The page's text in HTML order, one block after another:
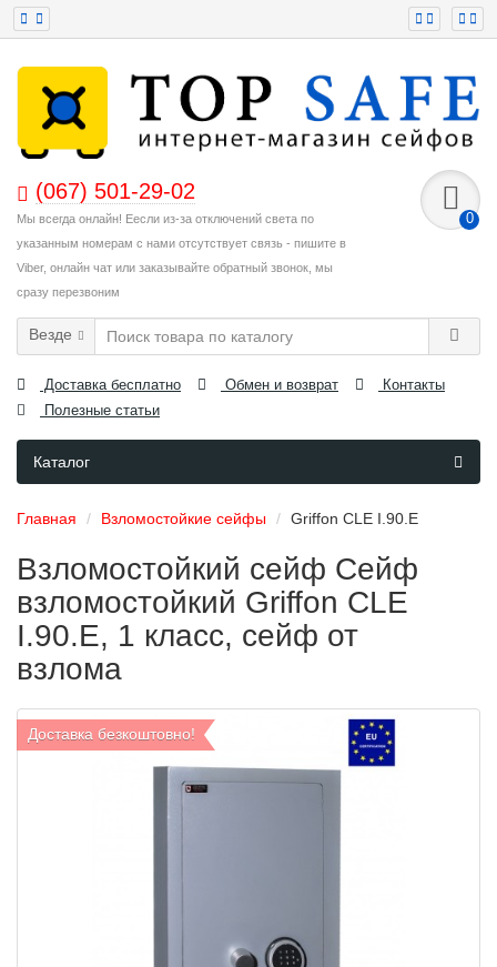
(067) 501-29-02
Мы всегда онлайн! Еесли из-за отключений света по
указанным номерам с нами отсутствует связь - пишите в
Viber, онлайн чат или заказывайте обратный звонок, мы
сразу перезвоним
0
Везде
Доставка бесплатно Обмен и возврат
Контакты
Полезные статьи
Каталог
Главная Взломостойкие сейфы Griffon CLE I.90.E
Взломостойкий сейф Сейф
взломостойкий Griffon CLE
I.90.E, 1 класс, сейф от
взлома
Доставка безкоштовно!